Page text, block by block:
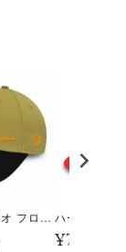
ベスパ ピアッジオ フローレス コントラスト 9FORTY キャップ
¥7,700